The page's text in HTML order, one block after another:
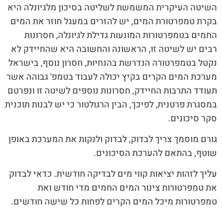
השיטה העיקרית המשמשת לשליטה בסיכון מלגיונלה היא
בקרת טמפרטורת המים, יש להזרים במעגל חוזר את המים
החמים בטמפרטורות המונעות גדילת לגיונלה, חסרונות
רבים יש לשיטה זו, הראשונה והחשובה היא שהחיידק לא
נקטל בטמפרטורה הנדרשת בהנחיות, חסרון נוסף, בישראל
מערכת המים הקרים בקיץ יכולה לעבוד בטמפ' גבוהה אשר
תעודד התרבות החיידק, חסרונות נוספים לשיטה זו ונפרטם
במסגרת פרטנית, לפיכך, הבין הרגולטור כי יש לבנות תוכנית
סקר סיכונים.
גורם מוסמך צריך לבדוק, לבדוק ולנקות את המערכת באופן
שוטף, בהתאם להערכת הסיכונים.
עליך לזהות יציאות קווי מים לבדיקה חודשית. כדאי לבדוק
את טמפרטורות צינור המים החמים מדי חודש ואת
טמפרטורות מיכל המים הקרים לפחות כל שישה חודשים.